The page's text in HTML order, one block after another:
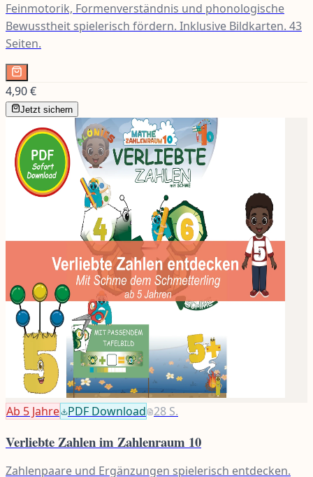
Feinmotorik, Formenverständnis und phonologische
Bewusstheit spielerisch fördern. Inklusive Bildkarten. 43
Seiten.
4,90 €
Jetzt sichern
Ab 5 Jahre PDF Download 28 S.
Verliebte Zahlen im Zahlenraum 10
Zahlenpaare und Ergänzungen spielerisch entdecken.